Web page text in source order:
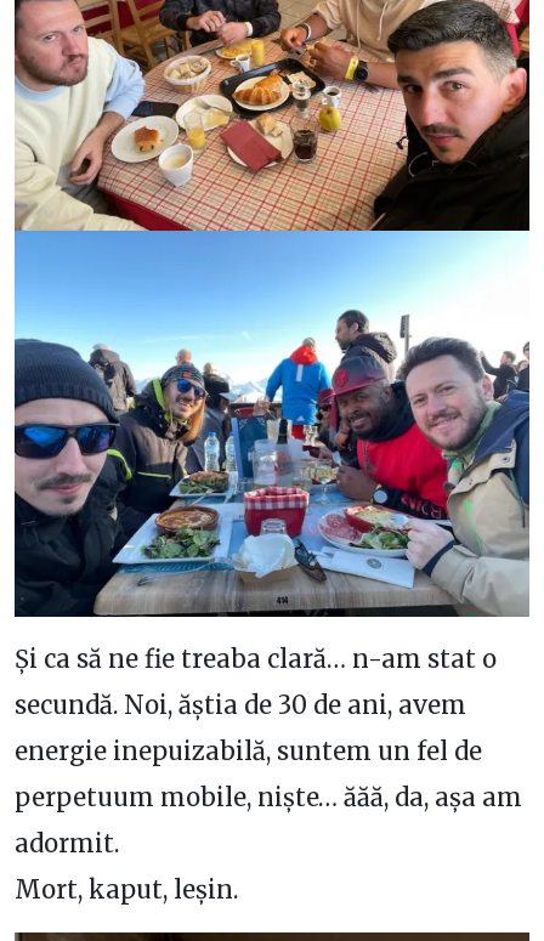
Și ca să ne fie treaba clară… n-am stat o
secundă. Noi, ăștia de 30 de ani, avem
energie inepuizabilă, suntem un fel de
perpetuum mobile, niște… ăăă, da, așa am
adormit.
Mort, kaput, leșin.